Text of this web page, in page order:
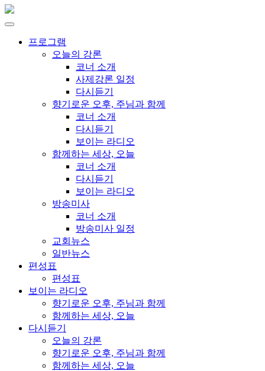
프로그램
오늘의 강론
코너 소개
사제강론 일정
다시듣기
향기로운 오후, 주님과 함께
코너 소개
다시듣기
보이는 라디오
함께하는 세상, 오늘
코너 소개
다시듣기
보이는 라디오
방송미사
코너 소개
방송미사 일정
교회뉴스
일반뉴스
편성표
편성표
보이는 라디오
향기로운 오후, 주님과 함께
함께하는 세상, 오늘
다시듣기
오늘의 강론
향기로운 오후, 주님과 함께
함께하는 세상, 오늘